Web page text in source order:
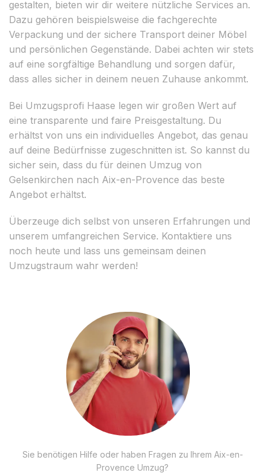
gestalten, bieten wir dir weitere nützliche Services an.
Dazu gehören beispielsweise die fachgerechte
Verpackung und der sichere Transport deiner Möbel
und persönlichen Gegenstände. Dabei achten wir stets
auf eine sorgfältige Behandlung und sorgen dafür,
dass alles sicher in deinem neuen Zuhause ankommt.
Bei Umzugsprofi Haase legen wir großen Wert auf
eine transparente und faire Preisgestaltung. Du
erhältst von uns ein individuelles Angebot, das genau
auf deine Bedürfnisse zugeschnitten ist. So kannst du
sicher sein, dass du für deinen Umzug von
Gelsenkirchen nach Aix-en-Provence das beste
Angebot erhältst.
Überzeuge dich selbst von unseren Erfahrungen und
unserem umfangreichen Service. Kontaktiere uns
noch heute und lass uns gemeinsam deinen
Umzugstraum wahr werden!
Sie benötigen Hilfe oder haben Fragen zu Ihrem Aix-en-
Provence Umzug?